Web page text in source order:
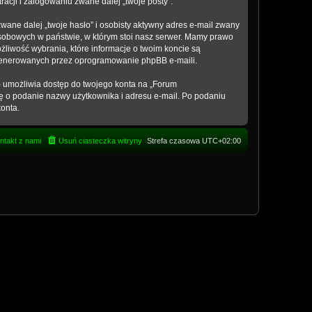
dalej „twoje hasło” i osobisty aktywny adres e-mail zwany
w państwie, w którym stoi nasz serwer. Mamy prawo
wybrania, które informacje o twoim koncie są
przez oprogramowanie phpBB e-maili.
dostęp do twojego konta na „Forum
o podanie nazwy użytkownika i adresu e-mail. Po podaniu
Strefa czasowa UTC+02:00
Usuń ciasteczka witryny
z nami